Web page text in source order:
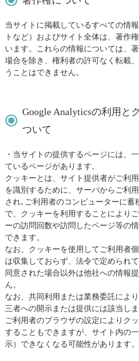
当サイトに掲載しているすべての情
トなど）およびサイト全体は、著作
います。これらの情報については、
場合を除き、権利者の許可なく転載
うことはできません。
Google Analyticsの利用と
ついて
・当サイトの提供するページには、
ているページがあります。
クッキーとは、サイト提供者がご利
を識別するために、サーバからご利
され､ご利用者のコンピューターに蓄
で、クッキーを利用することにより
ーの訪問回数や訪問したページ等の
できます。
なお、クッキーを使用してご利用者
は収集しておらず、法令で定められ
同意された場合以外は他社への情報
ん。
なお、共同利用または業務委託によ
三者への開示または提供には該当しま
ご利用者のブラウザの設定によりク
することもできますが、サイト内の
示）できなくなる可能性があります。